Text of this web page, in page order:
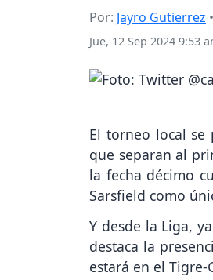
Por: Jayro Gutierrez
Jue, 12 Sep 2024 9:53
El torneo local se
que separan al
la fecha décimo
Sarsfield como
Y desde la Liga,
destaca la
estará en el